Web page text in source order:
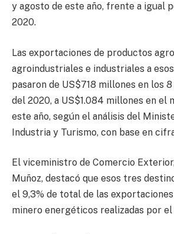
y agosto de este año, frente a igual
2020.
Las exportaciones de productos
agroindustriales e industriales a
pasaron de US$718 millones en los
del 2020, a US$1.084 millones en el
este año, según el análisis del
Industria y Turismo, con base en
El viceministro de Comercio
Muñoz, destacó que esos tres
el 9,3% de total de las
minero energéticos realizadas por el